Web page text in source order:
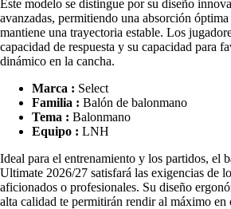
Este modelo se distingue por su diseño
avanzadas, permitiendo una absorción
mantiene una trayectoria estable. Los
capacidad de respuesta y su capacidad para
dinámico en la cancha.
Marca : Select
Familia : Balón de balonmano
Tema : Balonmano
Equipo : LNH
Ideal para el entrenamiento y los partidos, el
Ultimate 2026/27 satisfará las exigencias de
aficionados o profesionales. Su diseño
alta calidad te permitirán rendir al máximo en